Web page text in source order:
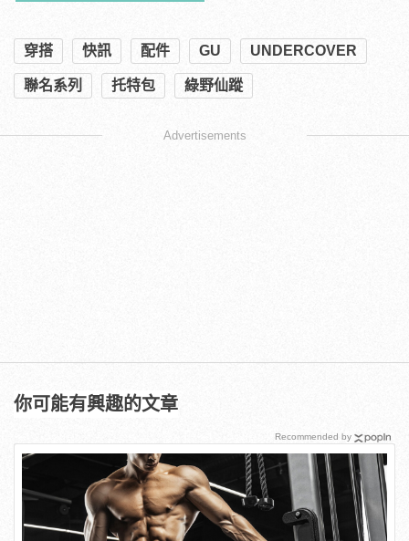
穿搭 快訊 配件 GU UNDERCOVER
聯名系列 托特包 綠野仙蹤
Advertisements
你可能有興趣的文章
Recommended by